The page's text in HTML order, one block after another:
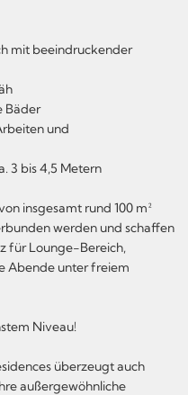
mit beeindruckender
Bäder
und
3 bis 4,5 Metern
insgesamt rund 100 m²
werden und schaffen
für Lounge-Bereich,
Abende unter freiem
Niveau!
überzeugt auch
außergewöhnliche